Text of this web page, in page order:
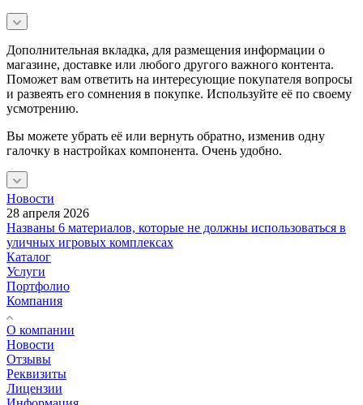
Дополнительная вкладка, для размещения информации о
магазине, доставке или любого другого важного контента.
Поможет вам ответить на интересующие покупателя вопросы
и развеять его сомнения в покупке. Используйте её по своему
усмотрению.
Вы можете убрать её или вернуть обратно, изменив одну
галочку в настройках компонента. Очень удобно.
Новости
28 апреля 2026
Названы 6 материалов, которые не должны использоваться в
уличных игровых комплексах
Каталог
Услуги
Портфолио
Компания
О компании
Новости
Отзывы
Реквизиты
Лицензии